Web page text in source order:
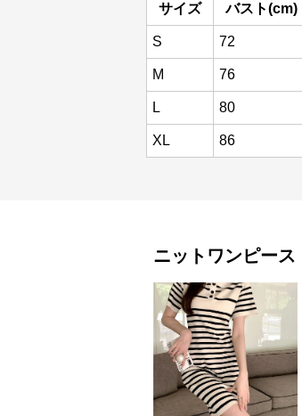
サイズ バスト(cm)
S 72
M 76
L 80
XL 86
ニットワンピース